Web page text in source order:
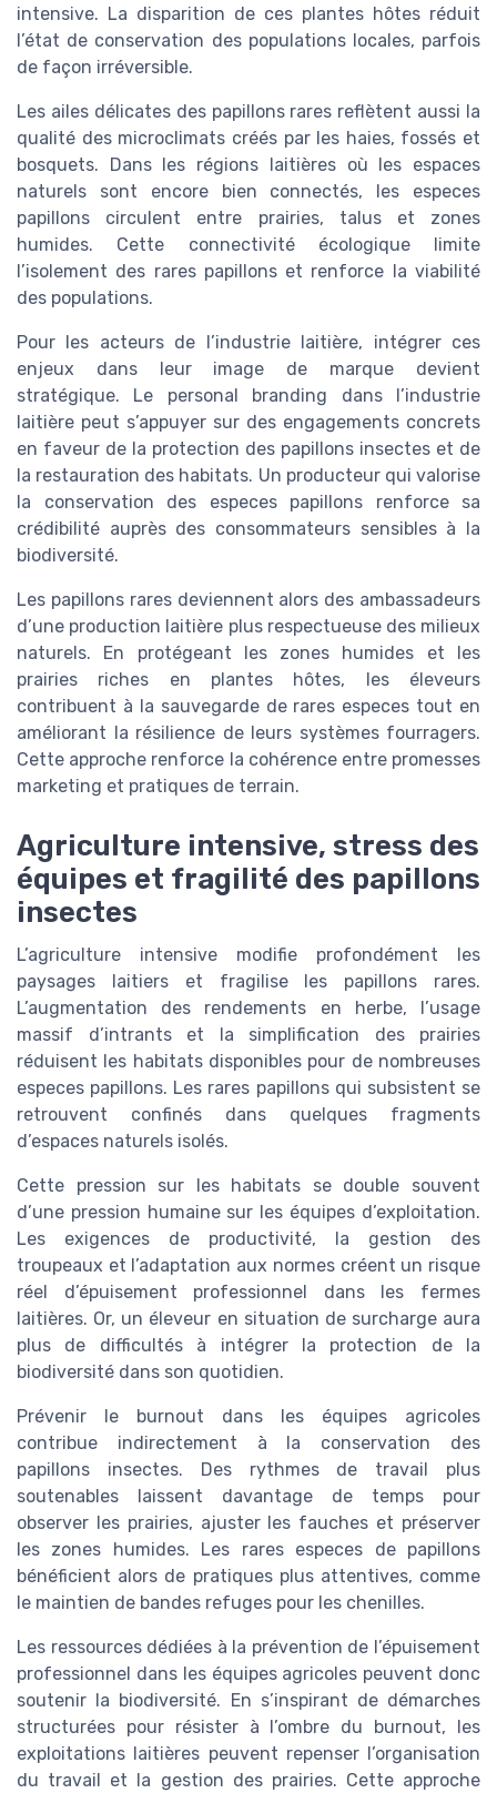
intensive. La disparition de ces plantes hôtes réduit
l’état de conservation des populations locales, parfois
de façon irréversible.
Les ailes délicates des papillons rares reflètent aussi la
qualité des microclimats créés par les haies, fossés et
bosquets. Dans les régions laitières où les espaces
naturels sont encore bien connectés, les especes
papillons circulent entre prairies, talus et zones
humides. Cette connectivité écologique limite
l’isolement des rares papillons et renforce la viabilité
des populations.
Pour les acteurs de l’industrie laitière, intégrer ces
enjeux dans leur image de marque devient
stratégique. Le personal branding dans l’industrie
laitière peut s’appuyer sur des engagements concrets
en faveur de la protection des papillons insectes et de
la restauration des habitats. Un producteur qui valorise
la conservation des especes papillons renforce sa
crédibilité auprès des consommateurs sensibles à la
biodiversité.
Les papillons rares deviennent alors des ambassadeurs
d’une production laitière plus respectueuse des milieux
naturels. En protégeant les zones humides et les
prairies riches en plantes hôtes, les éleveurs
contribuent à la sauvegarde de rares especes tout en
améliorant la résilience de leurs systèmes fourragers.
Cette approche renforce la cohérence entre promesses
marketing et pratiques de terrain.
Agriculture intensive, stress des
équipes et fragilité des papillons
insectes
L’agriculture intensive modifie profondément les
paysages laitiers et fragilise les papillons rares.
L’augmentation des rendements en herbe, l’usage
massif d’intrants et la simplification des prairies
réduisent les habitats disponibles pour de nombreuses
especes papillons. Les rares papillons qui subsistent se
retrouvent confinés dans quelques fragments
d’espaces naturels isolés.
Cette pression sur les habitats se double souvent
d’une pression humaine sur les équipes d’exploitation.
Les exigences de productivité, la gestion des
troupeaux et l’adaptation aux normes créent un risque
réel d’épuisement professionnel dans les fermes
laitières. Or, un éleveur en situation de surcharge aura
plus de difficultés à intégrer la protection de la
biodiversité dans son quotidien.
Prévenir le burnout dans les équipes agricoles
contribue indirectement à la conservation des
papillons insectes. Des rythmes de travail plus
soutenables laissent davantage de temps pour
observer les prairies, ajuster les fauches et préserver
les zones humides. Les rares especes de papillons
bénéficient alors de pratiques plus attentives, comme
le maintien de bandes refuges pour les chenilles.
Les ressources dédiées à la prévention de l’épuisement
professionnel dans les équipes agricoles peuvent donc
soutenir la biodiversité. En s’inspirant de démarches
structurées pour résister à l’ombre du burnout, les
exploitations laitières peuvent repenser l’organisation
du travail et la gestion des prairies. Cette approche